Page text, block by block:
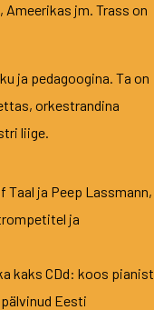
jm. Trass on
ja pedagoogina. Ta on
orkestrandina
liige.
ja Peep Lassmann,
ja
kaks CDd: koos pianist
Eesti